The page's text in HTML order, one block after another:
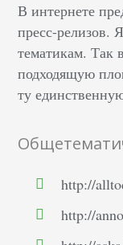
В интернете
пресс-релизов.
тематикам. Так
подходящую
ту
http://
http://